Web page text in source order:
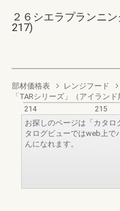
２６シエラプランニ
217)
部材価格表 レンジフード
「TARシリーズ」（アイランド
214
215
お探しのページは「カタロ
タログビューではweb上で
んになれます。